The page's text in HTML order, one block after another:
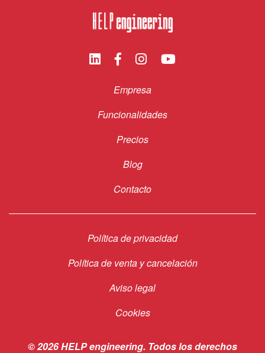
Empresa
Funcionalidades
Precios
Blog
Contacto
Política de privacidad
Política de venta y cancelación
Aviso legal
Cookies
© 2026 HELP engineering. Todos los derechos